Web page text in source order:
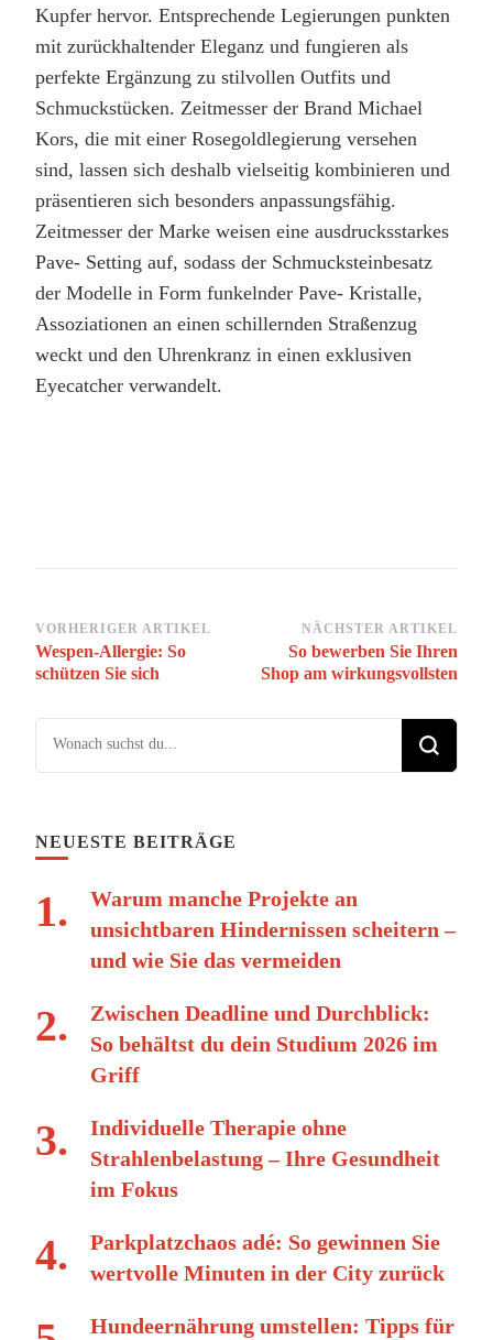
Kupfer hervor. Entsprechende Legierungen punkten
mit zurückhaltender Eleganz und fungieren als
perfekte Ergänzung zu stilvollen Outfits und
Schmuckstücken. Zeitmesser der Brand Michael
Kors, die mit einer Rosegoldlegierung versehen
sind, lassen sich deshalb vielseitig kombinieren und
präsentieren sich besonders anpassungsfähig.
Zeitmesser der Marke weisen eine ausdrucksstarkes
Pave- Setting auf, sodass der Schmucksteinbesatz
der Modelle in Form funkelnder Pave- Kristalle,
Assoziationen an einen schillernden Straßenzug
weckt und den Uhrenkranz in einen exklusiven
Eyecatcher verwandelt.
Beitragsnavigation
VORHERIGER ARTIKEL
Wespen-Allergie: So
schützen Sie sich
NÄCHSTER ARTIKEL
So bewerben Sie Ihren
Shop am wirkungsvollsten
Suchst du nach etwas?
NEUESTE BEITRÄGE
Warum manche Projekte an
unsichtbaren Hindernissen scheitern –
und wie Sie das vermeiden
Zwischen Deadline und Durchblick:
So behältst du dein Studium 2026 im
Griff
Individuelle Therapie ohne
Strahlenbelastung – Ihre Gesundheit
im Fokus
Parkplatzchaos adé: So gewinnen Sie
wertvolle Minuten in der City zurück
Hundeernährung umstellen: Tipps für